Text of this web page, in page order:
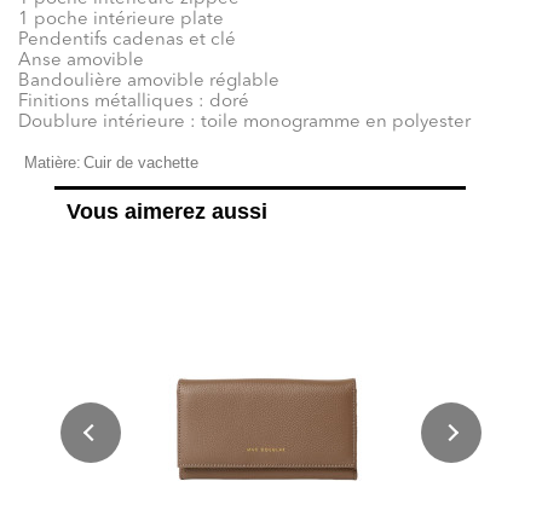
1 poche intérieure plate
Pendentifs cadenas et clé
Anse amovible
Bandoulière amovible réglable
Finitions métalliques : doré
Doublure intérieure : toile monogramme en polyester
Matière: Cuir de vachette
Vous aimerez aussi